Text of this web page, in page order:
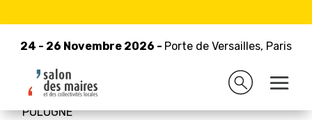
24 - 26 Novembre 2026 - Porte de Versailles, Paris
24 - 26 Novembre 2026 - Porte de Versailles, Paris
Retour à la liste des exposants
MELEX LTD.
POLOGNE